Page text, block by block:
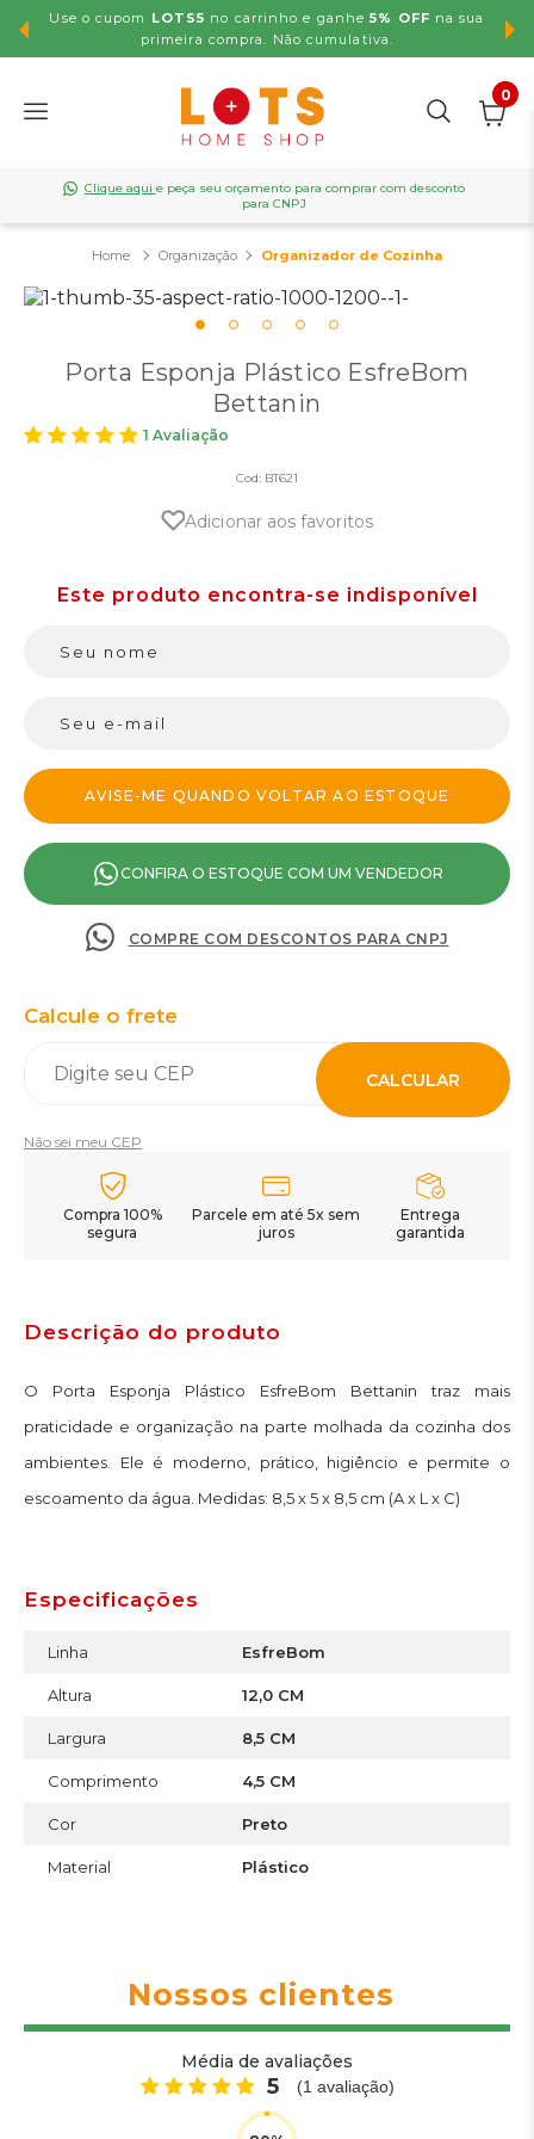
Use o cupom LOTS5 no carrinho e ganhe5% OFF na sua
primeira compra. Não cumulativa.
0
Clique aqui e peça seu orçamento para comprar com desconto
para CNPJ
Organização Organizador de Cozinha
Porta Esponja Plástico EsfreBom
Bettanin
1 Avaliação
Cod: BT621
Adicionar aos favoritos
CONFIRA O ESTOQUE COM UM VENDEDOR
COMPRE COM DESCONTOS PARA CNPJ
Calcule o frete
CALCULAR
Não sei meu CEP
Compra 100%
segura
Parcele em até 5x sem
juros
Entrega
garantida
Descrição do produto
O Porta Esponja Plástico EsfreBom Bettanin traz mais
praticidade e organização na parte molhada da cozinha dos
ambientes. Ele é moderno, prático, higiêncio e permite o
escoamento da água. Medidas: 8,5 x 5 x 8,5 cm (A x L x C)
Especificações
Linha EsfreBom
Altura 12,0 CM
Largura 8,5 CM
Comprimento 4,5 CM
Cor Preto
Material Plástico
Nossos clientes
Média de avaliações
5 (1 avaliação)